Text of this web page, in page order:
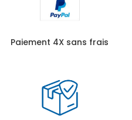
Paiement 4X sans frais